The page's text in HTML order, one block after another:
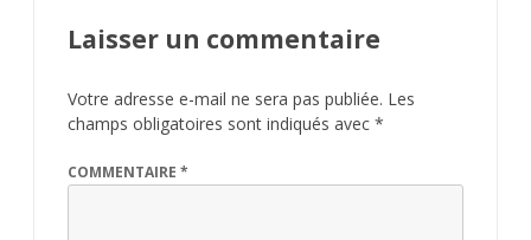
Laisser un commentaire
Votre adresse e-mail ne sera pas publiée. Les
champs obligatoires sont indiqués avec *
COMMENTAIRE *